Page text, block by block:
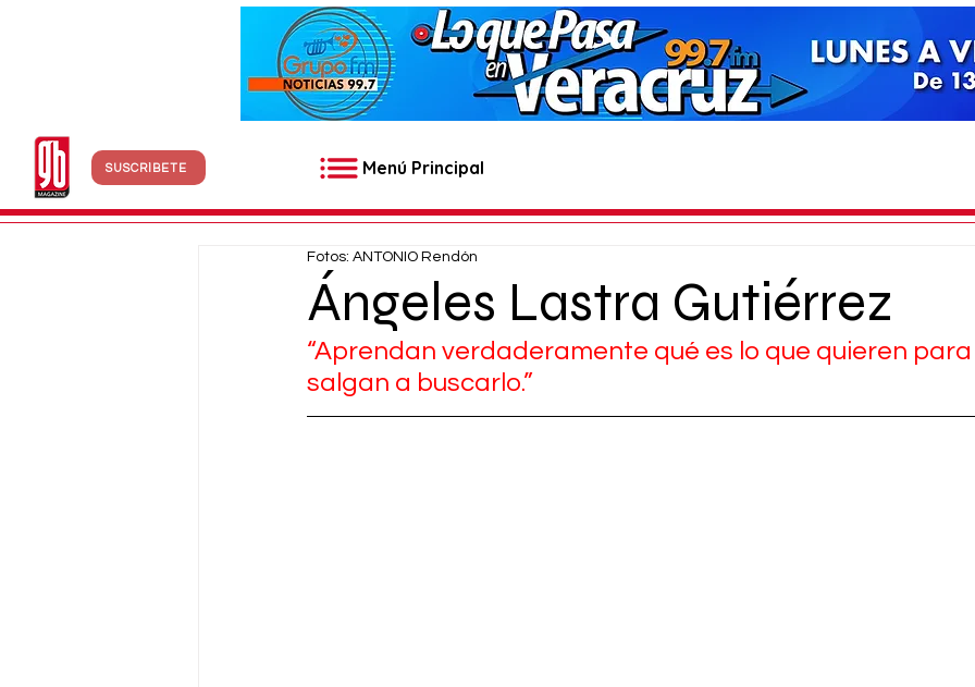
SUSCRÍBETE Menú Principal
Ángeles Lastra Gutiérrez
Fotos: ANTONIO Rendón
“Aprendan verdaderamente qué es lo que quieren
salgan a buscarlo.”